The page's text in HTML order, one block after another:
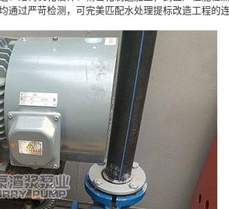
过严苛检测，可完美匹配水处理提标改造工程的